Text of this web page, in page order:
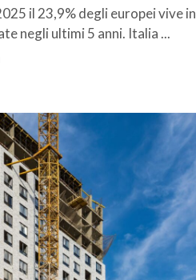
il 23,9% degli europei vive in
negli ultimi 5 anni. Italia ...